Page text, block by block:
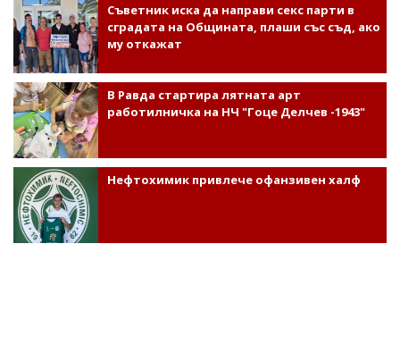
Съветник иска да направи секс парти в
сградата на Общината, плаши със съд, ако
му откажат
В Равда стартира лятната арт
работилничка на НЧ "Гоце Делчев -1943"
Нефтохимик привлече офанзивен халф